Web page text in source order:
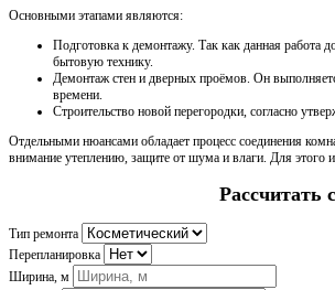
Основными этапами являются:
Подготовка к демонтажу. Так как данная
бытовую технику.
Демонтаж стен и дверных проёмов. Он
времени.
Строительство новой перегородки, согласно
Отдельными нюансами обладает процесс соединения
внимание утеплению, защите от шума и влаги. Для этого
Рассчитать
Тип ремонта
Перепланировка
Ширина, м